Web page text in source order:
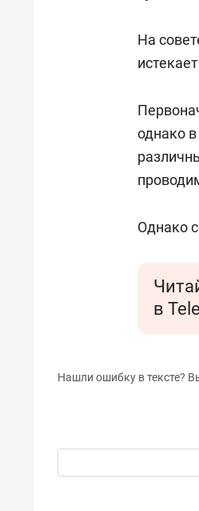
На
однако
Однако
в
Нашли ошибку в тексте?